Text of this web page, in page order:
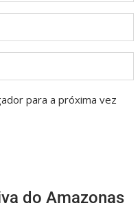
para a próxima vez
do Amazonas